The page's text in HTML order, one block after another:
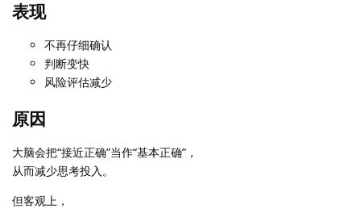
表现
不再仔细确认
判断变快
风险评估减少
原因
大脑会把“接近正确”当作“基本正确”，
从而减少思考投入。
但客观上，